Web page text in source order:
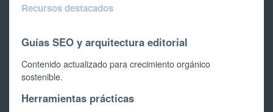
Recursos destacados
Guías SEO y arquitectura editorial
Contenido actualizado para crecimiento orgánico
sostenible.
Herramientas prácticas